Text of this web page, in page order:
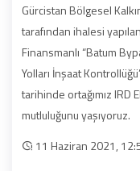
Gürcistan Bölgesel
tarafından ihalesi
Finansmanlı “Batum
Yolları İnşaat
tarihinde ortağımız IRD
mutluluğunu yaşıyoruz.
11 Haziran 2021,